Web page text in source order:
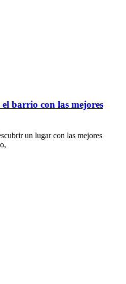
barrio con las mejores
un lugar con las mejores